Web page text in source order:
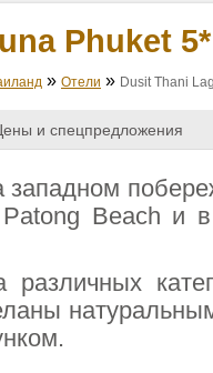
Phuket 5*
» Отели » Dusit Thani
и спецпредложения
Beach и